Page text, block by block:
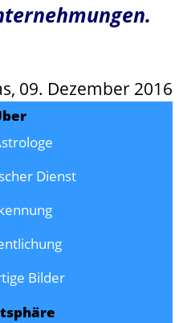
09. Dezember 2016
Dienst
Bilder